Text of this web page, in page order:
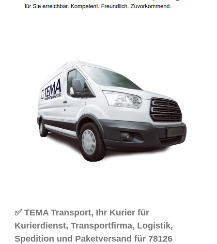
✅ TEMA Transport, Ihr Kurier für
Kurierdienst, Transportfirma, Logistik,
Spedition und Paketversand für 78126